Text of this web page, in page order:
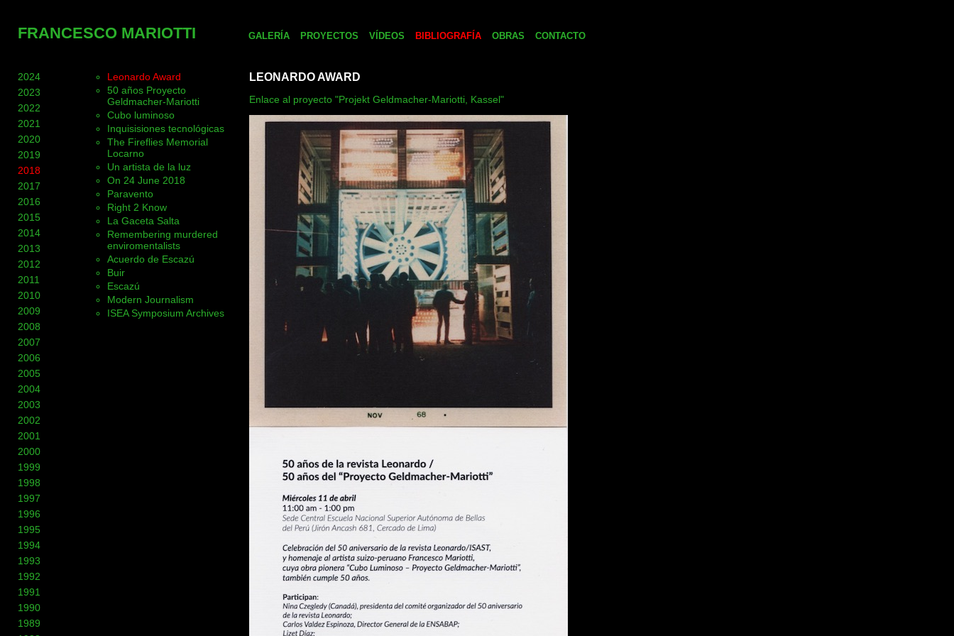
FRANCESCO MARIOTTI GALERÍA PROYECTOS VÍDEOS BIBLIOGRAFÍA OBRAS CONTACTO
2024
2023
2022
2021
2020
2019
2018
2017
2016
2015
2014
2013
2012
2011
2010
2009
2008
2007
2006
2005
2004
2003
2002
2001
2000
1999
1998
1997
1996
1995
1994
1993
1992
1991
1990
1989
Leonardo Award
50 años Proyecto
Geldmacher-Mariotti
Cubo luminoso
Inquisisiones tecnológicas
The Fireflies Memorial
Locarno
Un artista de la luz
On 24 June 2018
Paravento
Right 2 Know
La Gaceta Salta
Remembering murdered
enviromentalists
Acuerdo de Escazú
Buir
Escazú
Modern Journalism
ISEA Symposium Archives
LEONARDO AWARD
Enlace al proyecto "Projekt Geldmacher-Mariotti, Kassel"